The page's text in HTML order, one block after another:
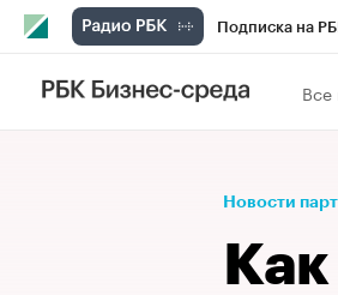
Подписка на
РБК Вино
Проверка
Все
Новости